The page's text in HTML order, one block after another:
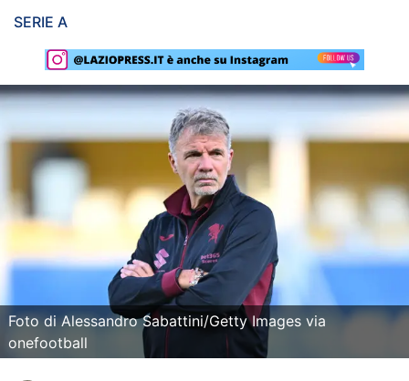
Social
Calcio
Serie A
Champions League
Europa League
Altri Sport
Tennis
SERIE A
Foto di Alessandro Sabattini/Getty Images via
onefootball